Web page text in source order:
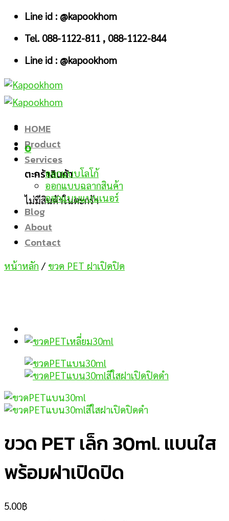
Skip
content
Line id : @kapookhom
Tel. 088-1122-811 , 088-1122-844
Line id : @kapookhom
0
ตะกร้าสินค้า
ไม่มีสินค้าในตะกร้า
HOME
Product
Services
ออกแบบโลโก้
ออกแบบฉลากสินค้า
ออกแบบแบนเนอร์
Blog
About
Contact
หน้าหลัก / ขวด PET ฝาเปิดปิด
ขวด PET เล็ก 30ml. แบนใส
พร้อมฝาเปิดปิด
5.00฿